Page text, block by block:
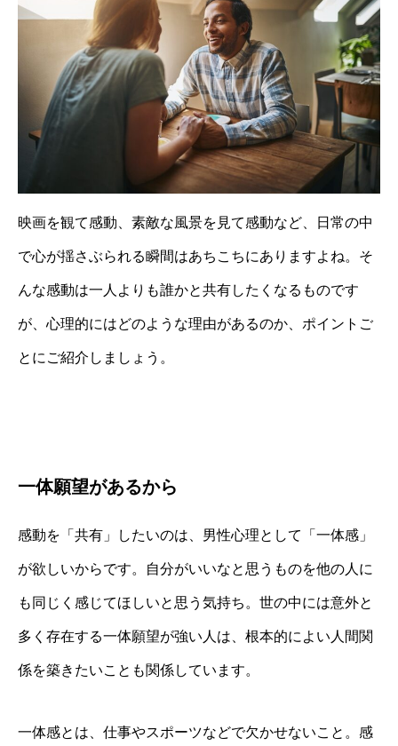
映画を観て感動、素敵な風景を見て感動など、日常の中
で心が揺さぶられる瞬間はあちこちにありますよね。そ
んな感動は一人よりも誰かと共有したくなるものです
が、心理的にはどのような理由があるのか、ポイントご
とにご紹介しましょう。
一体願望があるから
感動を「共有」したいのは、男性心理として「一体感」
が欲しいからです。自分がいいなと思うものを他の人に
も同じく感じてほしいと思う気持ち。世の中には意外と
多く存在する一体願望が強い人は、根本的によい人間関
係を築きたいことも関係しています。
一体感とは、仕事やスポーツなどで欠かせないこと。感